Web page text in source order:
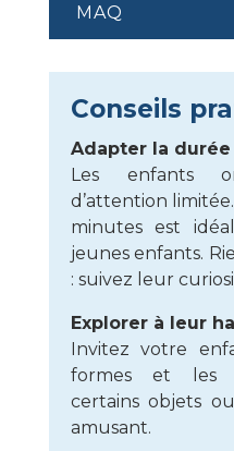
MAQ
Conseils
Adapter la
Les enfants
d’attention
minutes est
jeunes enfants.
: suivez leur
Explorer à leur
Invitez votre
formes et les
certains objets
amusant.